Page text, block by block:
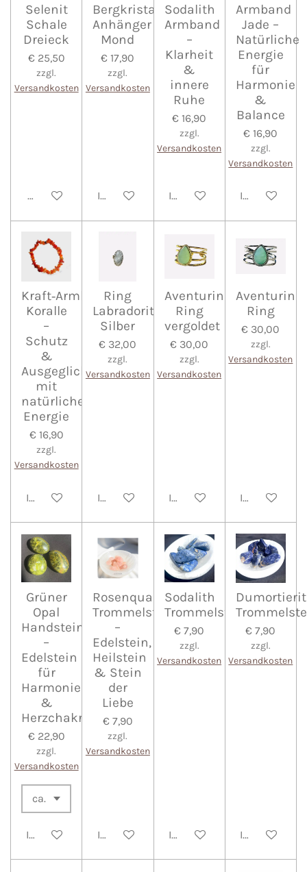
Selenit
Schale
Dreieck
€ 25,50
zzgl.
Versandkosten
Bei Verfügbarkeit benachrichtigen
Bergkristall
Anhänger
Mond
€ 17,90
zzgl.
Versandkosten
In den Warenkorb
Sodalith
Armband
–
Klarheit
&
innere
Ruhe
€ 16,90
zzgl.
Versandkosten
In den Warenkorb
Armband
Jade –
Natürliche
Energie
für
Harmonie
&
Balance
€ 16,90
zzgl.
Versandkosten
In den
Kraft‑Armband
Koralle
–
Schutz
&
Ausgeglichenheit
mit
natürlicher
Energie
€ 16,90
zzgl.
Versandkosten
In den Warenkorb
Ring
Labradorit
Silber
€ 32,00
zzgl.
Versandkosten
In den Warenkorb
Aventurin
Ring
vergoldet
€ 30,00
zzgl.
Versandkosten
In den Warenkorb
Aventurin
Ring
€ 30,00
zzgl.
Versandkosten
In den
Grüner
Opal
Handstein
–
Edelstein
für
Harmonie
&
Herzchakra
€ 22,90
zzgl.
Versandkosten
In den Warenkorb
Rosenquarz
Trommelstein
–
Edelstein,
Heilstein
& Stein
der
Liebe
€ 7,90
zzgl.
Versandkosten
In den Warenkorb
Sodalith
Trommelstein
€ 7,90
zzgl.
Versandkosten
In den Warenkorb
Dumortierit
€ 7,90
zzgl.
Versandkosten
In den